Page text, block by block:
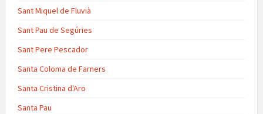
Sant Miquel de Fluvià
Sant Pau de Segúries
Sant Pere Pescador
Santa Coloma de Farners
Santa Cristina d'Aro
Santa Pau